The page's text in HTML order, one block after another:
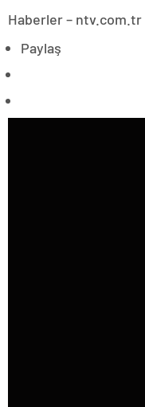
Haberler – ntv.com.tr
Paylaş